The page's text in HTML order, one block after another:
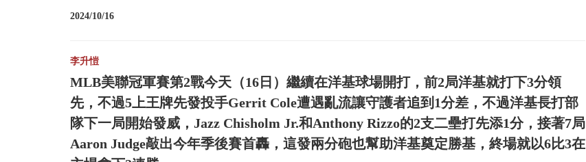
2024/10/16
李升愷
MLB美聯冠軍賽第2戰今天（16日）繼續在洋基球場開打，前2局洋基就打下3分領
先，不過5上王牌先發投手Gerrit Cole遭遇亂流讓守護者追到1分差，不過洋基長打部
隊下一局開始發威，Jazz Chisholm Jr.和Anthony Rizzo的2支二壘打先添1分，接著7局
Aaron Judge敲出今年季後賽首轟，這發兩分砲也幫助洋基奠定勝基，終場就以6比3在